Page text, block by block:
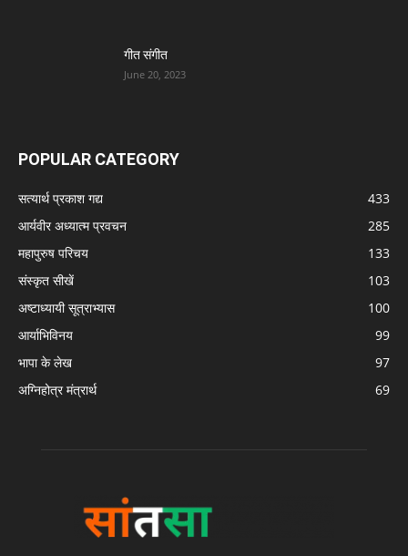
गीत संगीत
June 20, 2023
POPULAR CATEGORY
सत्यार्थ प्रकाश गद्य
433
आर्यवीर अध्यात्म प्रवचन
285
महापुरुष परिचय
133
संस्कृत सीखें
103
अष्टाध्यायी सूत्राभ्यास
100
आर्याभिविनय
99
भापा के लेख
97
अग्निहोत्र मंत्रार्थ
69